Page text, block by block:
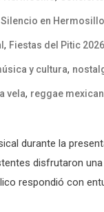
Silencio en Hermosillo
, Fiestas del Pitic 2026
y cultura,
vela, reggae
durante la
disfrutaron
respondió con